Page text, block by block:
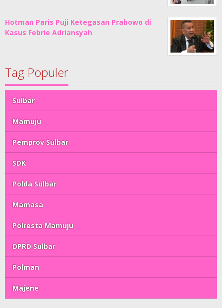
Hotman Paris Puji Ketegasan Prabowo di
Kasus Febrie Adriansyah
Tag Populer
Sulbar
Mamuju
Pemprov Sulbar
SDK
Polda Sulbar
Mamasa
Polresta Mamuju
DPRD Sulbar
Polman
Majene